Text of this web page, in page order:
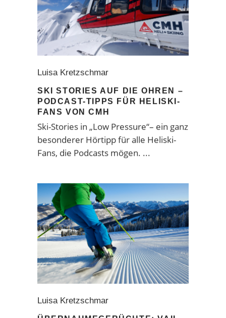
Luisa Kretzschmar
SKI STORIES AUF DIE OHREN –
PODCAST-TIPPS FÜR HELISKI-
FANS VON CMH
Ski-Stories in „Low Pressure“– ein ganz
besonderer Hörtipp für alle Heliski-
Fans, die Podcasts mögen.
Luisa Kretzschmar